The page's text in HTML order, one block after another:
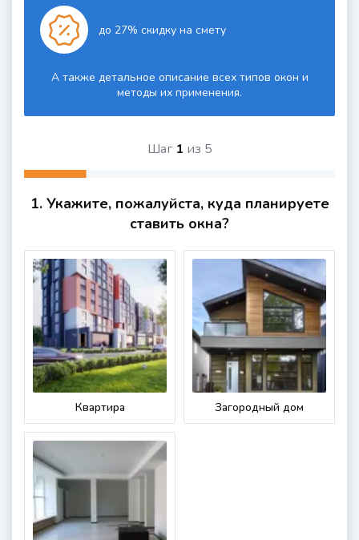
до 27% скидку на смету
А также детальное описание всех типов окон и
методы их применения.
Шаг 1 из 5
1. Укажите, пожалуйста, куда планируете
ставить окна?
Квартира Загородный дом